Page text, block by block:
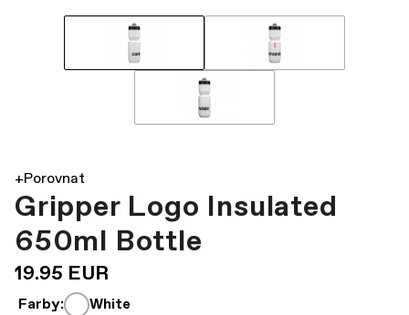
+Porovnat
Gripper Logo Insulated
650ml Bottle
19.95 EUR
Farby: White